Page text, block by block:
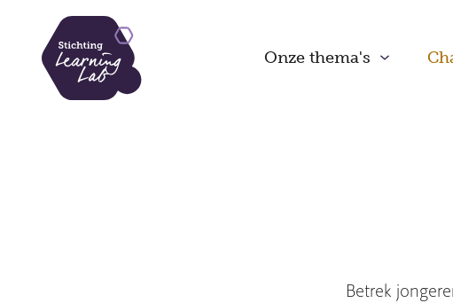
Overslaan
Onze thema's
Betrek